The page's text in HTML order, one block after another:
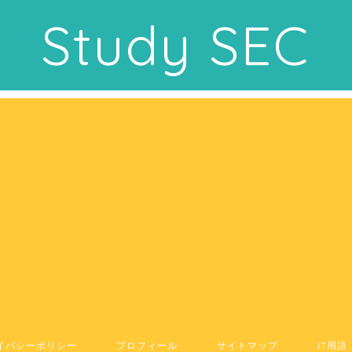
Study SEC
バシーポリシー プロフィール サイトマップ IT用語